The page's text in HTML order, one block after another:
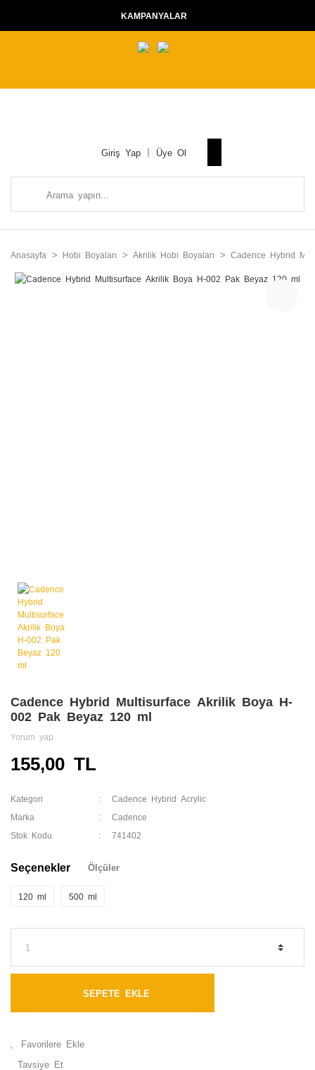
KAMPANYALAR
Giriş Yap Üye Ol
Anasayfa Hobi Boyaları Akrilik Hobi Boyaları Cadence Hybrid
Cadence Hybrid Multisurface Akrilik Boya H-
002 Pak Beyaz 120 ml
Yorum yap
155,00 TL
Kategori Cadence Hybrid Acrylic
Marka Cadence
Stok Kodu 741402
Seçenekler Ölçüler
120 ml 500 ml
SEPETE EKLE
Tavsiye Et